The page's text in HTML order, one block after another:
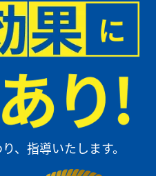
の小テストでほぼ毎回満点を取る
なりたいと思っているので今まで
らないところを授業内外問わずな
が楽しいです！
、指導いたします。